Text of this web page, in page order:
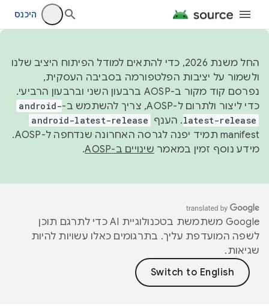
היכנס
החל משנת 2026, כדי להתאים למודל הפיתוח היציב שלנו
ולשמור על יציבות הפלטפורמה בסביבה העסקית,
נפרסם קוד מקור ב-AOSP ברבעון השני וברבעון הרביעי.
כדי ליצור ולתרום ל-AOSP, צריך להשתמש ב-
android-
latest-release. הענף android-latest-release
manifest תמיד יפנה לגרסה האחרונה שנדחפה ל-AOSP.
מידע נוסף זמין במאמר שינויים ב-AOSP .
‫Google משתמשת בטכנולוגיית AI כדי לתרגם תוכן
לשפה המועדפת עליך. בתרגומים כאלו עשויות להיות
שגיאות.